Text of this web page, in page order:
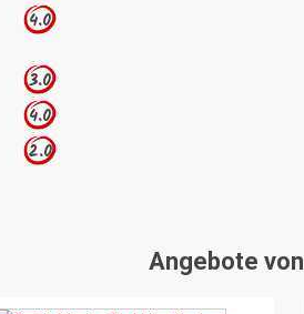
4.0
3.0
4.0
2.0
Angebote von